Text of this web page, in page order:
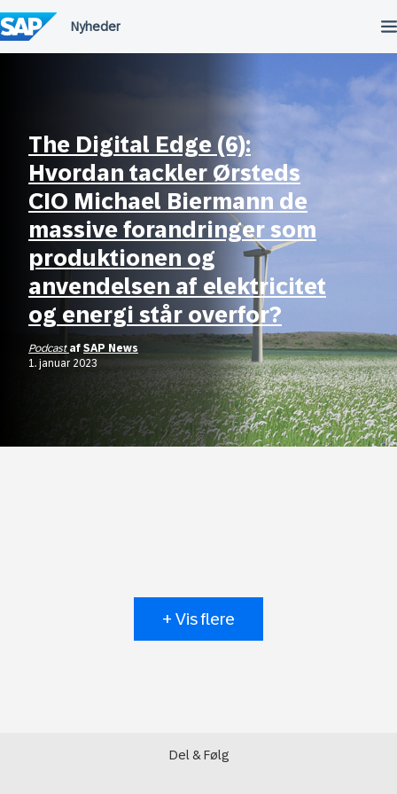
til
indholdet
The Digital Edge (6):
Hvordan tackler Ørsteds
CIO Michael Biermann de
massive forandringer som
produktionen og
anvendelsen af elektricitet
og energi står overfor?
Podcast af SAP News
1. januar 2023
+ Vis flere
Del & Følg